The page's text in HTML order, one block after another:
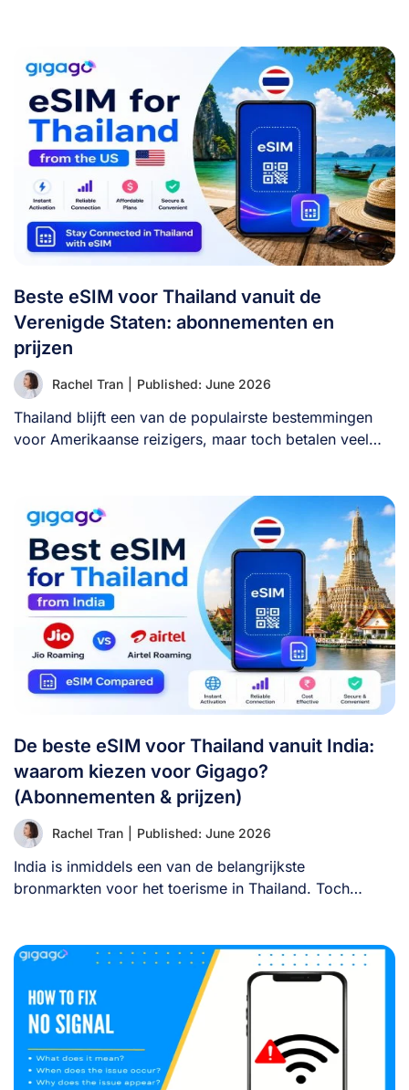
Beste eSIM voor Thailand vanuit de
Verenigde Staten: abonnementen en
prijzen
Rachel Tran Published: June 2026
Thailand blijft een van de populairste bestemmingen
voor Amerikaanse reizigers, maar toch betalen veel
De beste eSIM voor Thailand vanuit India:
waarom kiezen voor Gigago?
(Abonnementen & prijzen)
Rachel Tran Published: June 2026
India is inmiddels een van de belangrijkste
bronmarkten voor het toerisme in Thailand. Toch